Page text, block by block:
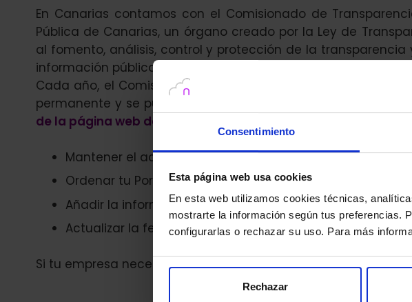
Consentimiento
Esta página web usa cookies
En esta web utilizamos cookies técnicas,
mostrarte la información según tus preferencias.
configurarlas o rechazar su uso. Para más
Rechazar
En Canarias contamos con el Comisionado de
Pública de Canarias, un órgano creado por la Ley de
al fomento, análisis, control y protección de la
información pública en el ámbito canario.
Cada año, el Comisionado se encarga de elaborar un
permanente y se puede mejorar cada año, es por ello que te
de la página web de tu organización.
Mantener el acceso al Portal de Transparencia visible
Ordenar tu Portal de Transparencia de acuerdo a los
Añadir la información en diferentes formatos como
Actualizar la fecha de la información. Uno de los
Si tu empresa necesita ayuda para cumplir con el Portal de